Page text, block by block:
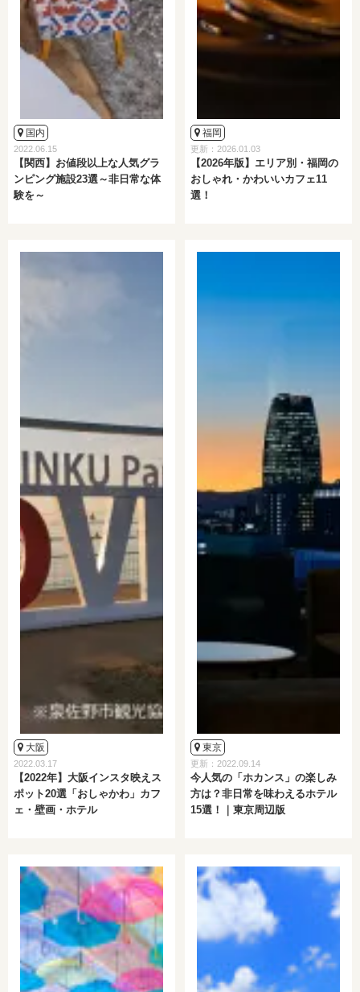
国内
2022.06.15
【関西】お値段以上な人気グラ
ンピング施設23選～非日常な体
験を～
福岡
更新：2026.01.03
【2026年版】エリア別・福岡の
おしゃれ・かわいいカフェ11
選！
大阪
2022.03.17
【2022年】大阪インスタ映えス
ポット20選「おしゃかわ」カフ
ェ・壁画・ホテル
東京
更新：2022.09.14
今人気の「ホカンス」の楽しみ
方は？非日常を味わえるホテル
15選！｜東京周辺版